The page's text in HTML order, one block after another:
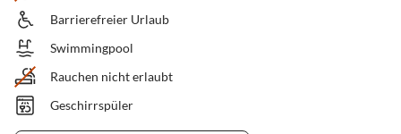
Barrierefreier Urlaub
Swimmingpool
Rauchen nicht erlaubt
Geschirrspüler